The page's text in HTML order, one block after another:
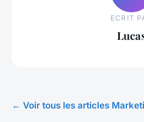
ECRIT
← Voir tous les articles